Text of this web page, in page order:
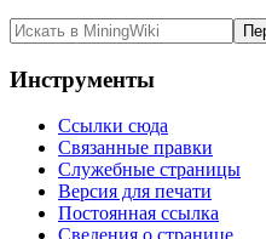
Инструменты
Ссылки сюда
Связанные правки
Служебные страницы
Версия для печати
Постоянная ссылка